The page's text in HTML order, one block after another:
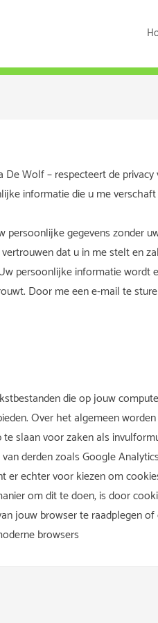
De Wolf – respecteert de
informatie die u me
persoonlijke gegevens zonder
dat u in me stelt en
persoonlijke informatie wordt
Door me een e-mail te
die op jouw
Over het algemeen
slaan voor zaken als
derden zoals Google
er echter voor kiezen om
om dit te doen, is door
jouw browser te raadplegen
browsers